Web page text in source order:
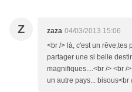
Z zaza 04/03/2013 15:06
<br /> là, c'est un rêve,tes
partager une si belle
magnifiques....<br /> <br /
un autre pays... bisous<br